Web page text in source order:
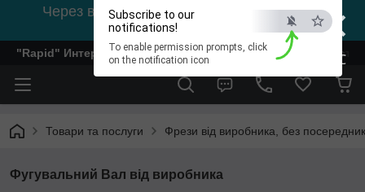
×
ESC
Subscribe to our
notifications!
To enable permission prompts, click
on the notification icon
Через відсутність світла, зв'язок на viber
0978002056
"Rapid" Интернет-магазин деревообрабатывающего
Товари та послуги Фрези від виробника, без
Фугувальний Вал від виробника